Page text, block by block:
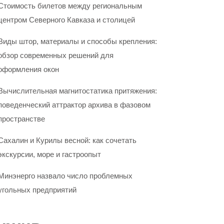
билетов между региональным
Северного Кавказа и столицей
штор, материалы и способы крепления:
современных решений для
окон
магнитостатика притяжения:
аттрактор архива в фазовом
и Курилы весной: как сочетать
море и гастроопыт
назвало число проблемных
предприятий